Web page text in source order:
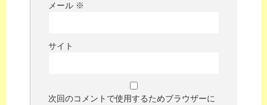
メール ※
サイト
次回のコメントで使用するためブラウザーに